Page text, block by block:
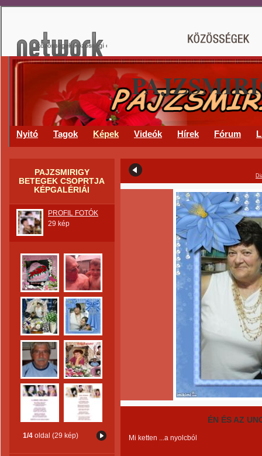
Nyitó Tagok Képek Videók Hírek Fórum
PAJZSMIRIGY
BETEGEK CSOPRTJA
KÉPGALÉRIÁI
PROFIL FOTÓK
29 kép
1/4 oldal (29 kép)
ÉN ÉS AZ
Mi ketten ...a nyolcból